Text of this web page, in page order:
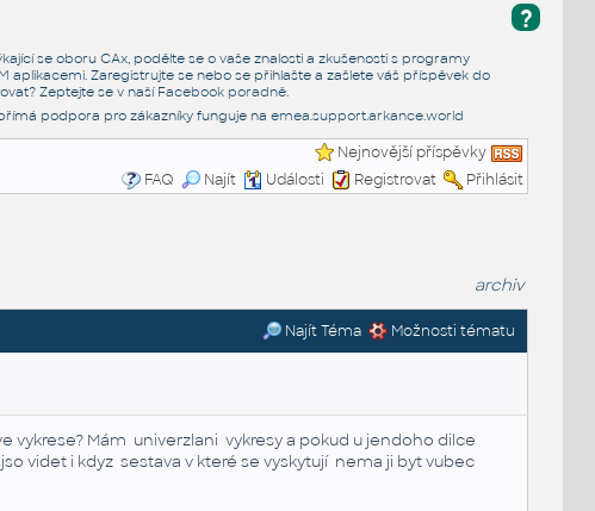
?
se oboru CAx, podělte se o vaše znalosti a zkušenosti s programy
aplikacemi. Zaregistrujte se nebo se přihlašte a zašlete váš příspěvek do
Zeptejte se v naší Facebook poradně.
podpora pro zákazníky funguje na emea.support.arkance.world
Nejnovější příspěvky
FAQ
Najít Události Registrovat Přihlásit
archiv
Najít Téma Možnosti tématu
Mám univerzlani vykresy a pokud u jendoho dilce
videt i kdyz sestava v které se vyskytují nema ji byt vubec